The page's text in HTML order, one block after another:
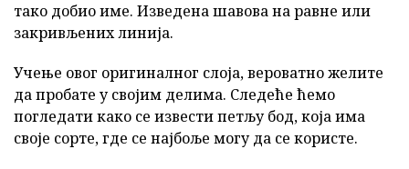
тако добио име. Изведена шавова на равне или
закривљених линија.
Учење овог оригиналног слоја, вероватно желите
да пробате у својим делима. Следеће ћемо
погледати како се извести петљу бод, која има
своје сорте, где се најбоље могу да се користе.